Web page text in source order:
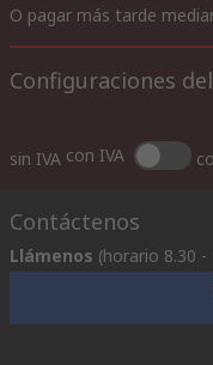
O pagar más tarde
Configuraciones
sin IVA con IVA
Contáctenos
Llámenos (horario 8.30 -